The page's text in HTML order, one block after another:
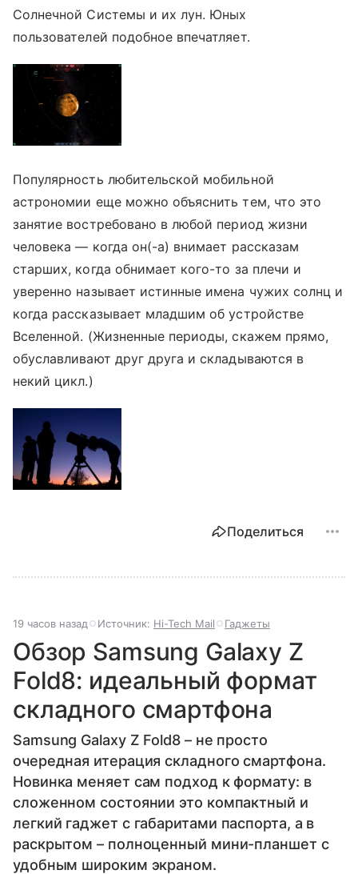
Солнечной Системы и их лун. Юных
пользователей подобное впечатляет.
Популярность любительской мобильной
астрономии еще можно объяснить тем, что это
занятие востребовано в любой период жизни
человека — когда он(-а) внимает рассказам
старших, когда обнимает кого-то за плечи и
уверенно называет истинные имена чужих солнц и
когда рассказывает младшим об устройстве
Вселенной. (Жизненные периоды, скажем прямо,
обуславливают друг друга и складываются в
некий цикл.)
Поделиться
19 часов назад Источник: Hi-Tech Mail Гаджеты
Обзор Samsung Galaxy Z
Fold8: идеальный формат
складного смартфона
Samsung Galaxy Z Fold8 – не просто
очередная итерация складного смартфона.
Новинка меняет сам подход к формату: в
сложенном состоянии это компактный и
легкий гаджет с габаритами паспорта, а в
раскрытом – полноценный мини-планшет с
удобным широким экраном.